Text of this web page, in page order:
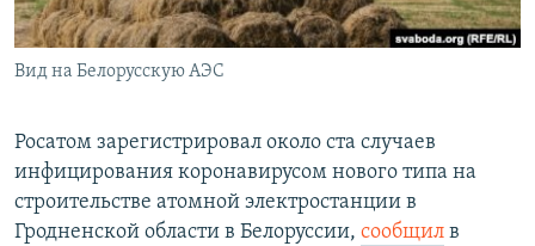
Все сайты РСЕ/РС
Вид на Белорусскую АЭС
Росатом зарегистрировал около ста случаев
инфицирования коронавирусом нового типа на
строительстве атомной электростанции в
Гродненской области в Белоруссии, сообщил в